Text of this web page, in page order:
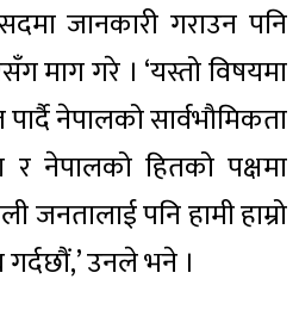
जानकारी गराउन पनि
माग गरे । ‘यस्तो विषयमा
नेपालको सार्वभौमिकता
र नेपालको हितको पक्षमा
पनि हामी हाम्रो
उनले भने ।